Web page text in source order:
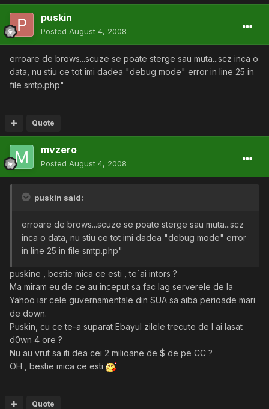
puskin
Posted August 4, 2008
erroare de brows...scuze se poate sterge sau muta...scz inca o
data, nu stiu ce tot imi dadea "debug mode" error in line 25 in
file smtp.php"
Quote
mvzero
Posted August 4, 2008
puskin said:
erroare de brows...scuze se poate sterge sau muta...scz
inca o data, nu stiu ce tot imi dadea "debug mode" error
in line 25 in file smtp.php"
puskine , bestie mica ce esti , te`ai intors ?
Ma miram eu de ce au inceput sa fac lag serverele de la
Yahoo iar cele guvernamentale din SUA sa aiba perioade mari
de down.
Puskin, cu ce te-a suparat Ebayul zilele trecute de l ai lasat
d0wn 4 ore ?
Nu au vrut sa iti dea cei 2 milioane de $ de pe CC ?
OH , bestie mica ce esti
Quote